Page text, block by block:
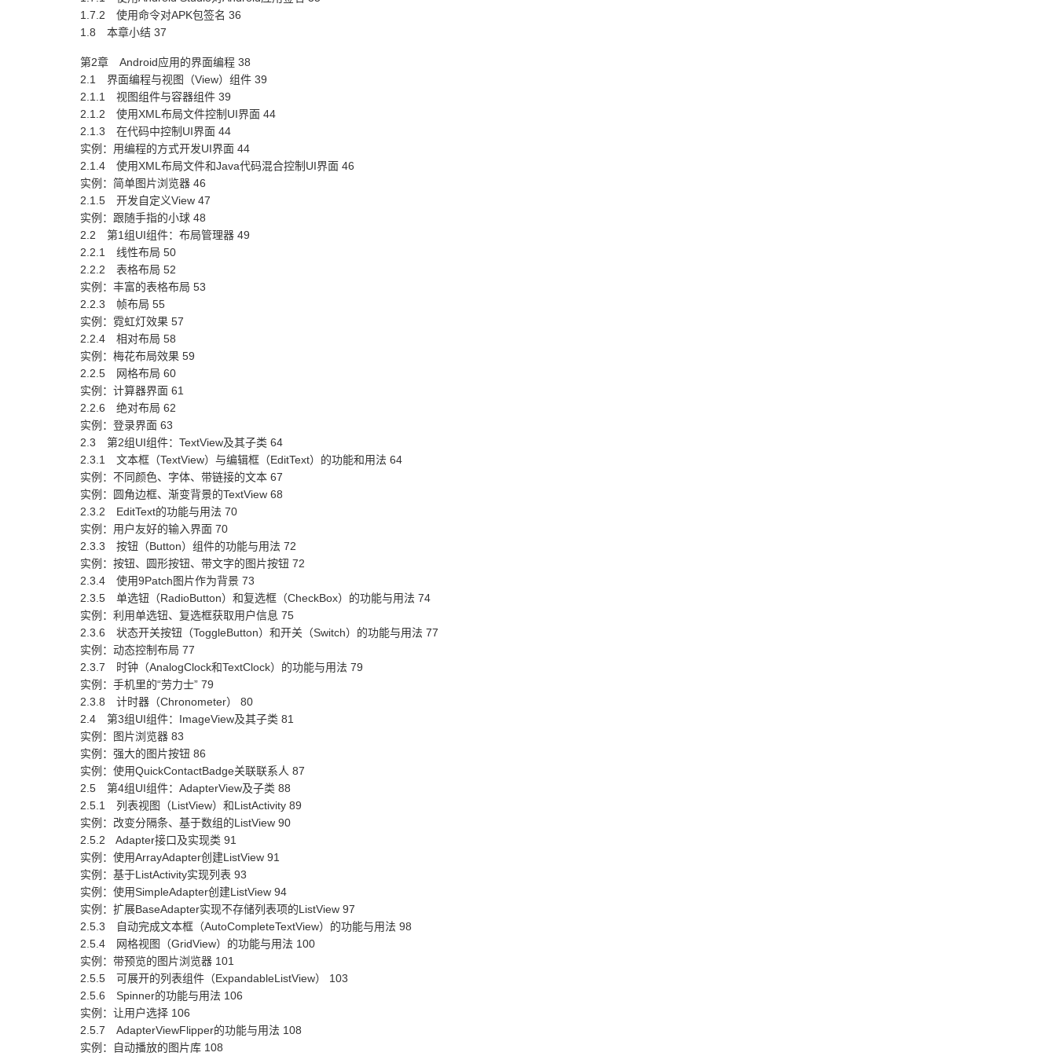
1.7.2 使用命令对APK包签名 36
1.8 本章小结 37
第2章 Android应用的界面编程 38
2.1 界面编程与视图（View）组件 39
2.1.1 视图组件与容器组件 39
2.1.2 使用XML布局文件控制UI界面 44
2.1.3 在代码中控制UI界面 44
实例：用编程的方式开发UI界面 44
2.1.4 使用XML布局文件和Java代码混合控制UI界面 46
实例：简单图片浏览器 46
2.1.5 开发自定义View 47
实例：跟随手指的小球 48
2.2 第1组UI组件：布局管理器 49
2.2.1 线性布局 50
2.2.2 表格布局 52
实例：丰富的表格布局 53
2.2.3 帧布局 55
实例：霓虹灯效果 57
2.2.4 相对布局 58
实例：梅花布局效果 59
2.2.5 网格布局 60
实例：计算器界面 61
2.2.6 绝对布局 62
实例：登录界面 63
2.3 第2组UI组件：TextView及其子类 64
2.3.1 文本框（TextView）与编辑框（EditText）的功能和用法 64
实例：不同颜色、字体、带链接的文本 67
实例：圆角边框、渐变背景的TextView 68
2.3.2 EditText的功能与用法 70
实例：用户友好的输入界面 70
2.3.3 按钮（Button）组件的功能与用法 72
实例：按钮、圆形按钮、带文字的图片按钮 72
2.3.4 使用9Patch图片作为背景 73
2.3.5 单选钮（RadioButton）和复选框（CheckBox）的功能与用法 74
实例：利用单选钮、复选框获取用户信息 75
2.3.6 状态开关按钮（ToggleButton）和开关（Switch）的功能与用法 77
实例：动态控制布局 77
2.3.7 时钟（AnalogClock和TextClock）的功能与用法 79
实例：手机里的“劳力士” 79
2.3.8 计时器（Chronometer） 80
2.4 第3组UI组件：ImageView及其子类 81
实例：图片浏览器 83
实例：强大的图片按钮 86
实例：使用QuickContactBadge关联联系人 87
2.5 第4组UI组件：AdapterView及子类 88
2.5.1 列表视图（ListView）和ListActivity 89
实例：改变分隔条、基于数组的ListView 90
2.5.2 Adapter接口及实现类 91
实例：使用ArrayAdapter创建ListView 91
实例：基于ListActivity实现列表 93
实例：使用SimpleAdapter创建ListView 94
实例：扩展BaseAdapter实现不存储列表项的ListView 97
2.5.3 自动完成文本框（AutoCompleteTextView）的功能与用法 98
2.5.4 网格视图（GridView）的功能与用法 100
实例：带预览的图片浏览器 101
2.5.5 可展开的列表组件（ExpandableListView） 103
2.5.6 Spinner的功能与用法 106
实例：让用户选择 106
2.5.7 AdapterViewFlipper的功能与用法 108
实例：自动播放的图片库 108